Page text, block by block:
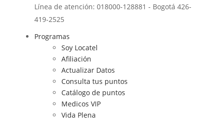
Línea de atención: 018000-128881 - Bogotá 426-
419-2525
Programas
Soy Locatel
Afiliación
Actualizar Datos
Consulta tus puntos
Catálogo de puntos
Medicos VIP
Vida Plena